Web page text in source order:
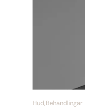
Hud, Behandlingar